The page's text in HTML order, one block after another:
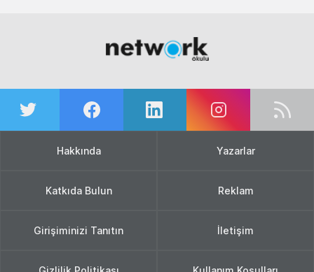
Hakkında Yazarlar
Katkıda Bulun Reklam
Girişiminizi Tanıtın İletişim